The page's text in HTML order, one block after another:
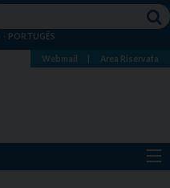
PORTUGÊS
Webmail Area Riservata